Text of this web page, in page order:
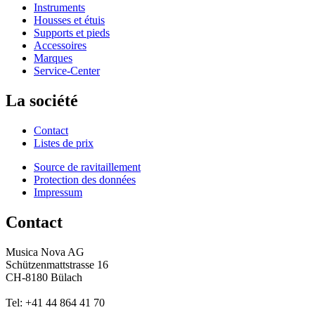
Instruments
Housses et étuis
Supports et pieds
Accessoires
Marques
Service-Center
La société
Contact
Listes de prix
Source de ravitaillement
Protection des données
Impressum
Contact
Musica Nova AG
Schützenmattstrasse 16
CH-8180 Bülach
Tel: +41 44 864 41 70